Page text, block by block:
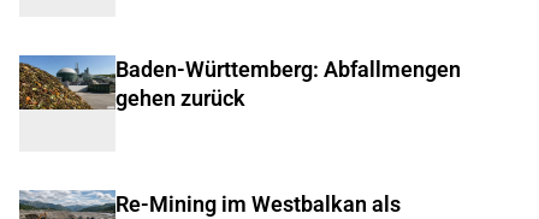
Baden-Württemberg: Abfallmengen
gehen zurück
Re-Mining im Westbalkan als